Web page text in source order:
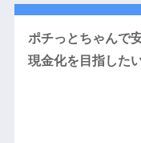
ポチっとちゃんで
現金化を目指した